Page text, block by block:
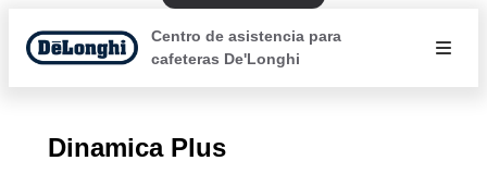
Centro de asistencia para
cafeteras De'Longhi
Dinamica Plus